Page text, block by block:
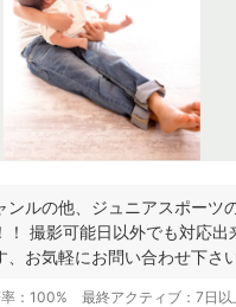
ンルの他、ジュニアスポーツ
！ 撮影可能日以外でも対応出
、お気軽にお問い合わせ下さ
： 100% 最終アクティブ： 7日以